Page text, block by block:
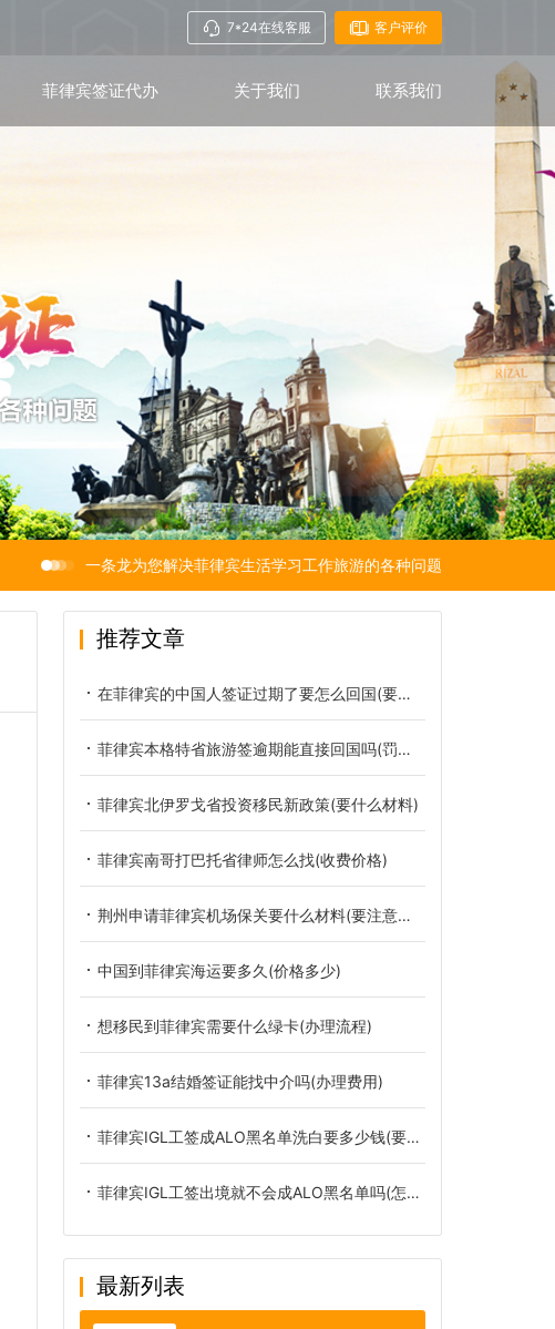
7*24在线客服 客户评价
菲律宾签证代办 关于我们 联系我们
一条龙为您解决菲律宾生活学习工作旅游的各种问题
推荐文章
在菲律宾的中国人签证过期了要怎么回国(要罚多少钱)
菲律宾本格特省旅游签逾期能直接回国吗(罚款多少)
菲律宾北伊罗戈省投资移民新政策(要什么材料)
菲律宾南哥打巴托省律师怎么找(收费价格)
荆州申请菲律宾机场保关要什么材料(要注意哪些)
中国到菲律宾海运要多久(价格多少)
想移民到菲律宾需要什么绿卡(办理流程)
菲律宾13a结婚签证能找中介吗(办理费用)
菲律宾IGL工签成ALO黑名单洗白要多少钱(要多久)
菲律宾IGL工签出境就不会成ALO黑名单吗(怎么洗白)
最新列表